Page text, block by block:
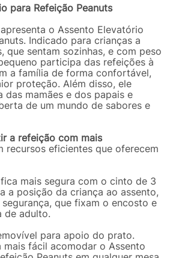
para Refeição Peanuts
o Assento Elevatório
Indicado para crianças a
que sentam sozinhas, e com peso
participa das refeições à
a família de forma confortável,
proteção. Além disso, ele
mamães e dos papais e
de um mundo de sabores e
a refeição com mais
recursos eficientes que oferecem
mais segura com o cinto de 3
a posição da criança ao assento,
que fixam o encosto e
de adulto.
para apoio do prato.
mais fácil acomodar o Assento